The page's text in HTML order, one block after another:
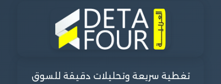
تغطية سريعة وتحليلات دقيقة للسوق